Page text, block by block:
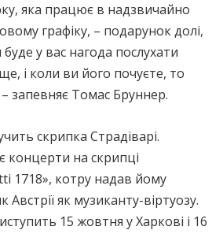
яка працює в надзвичайно
графіку, – подарунок долі,
у вас нагода послухати
і коли ви його почуєте, то
запевняє Томас Бруннер.
скрипка Страдіварі.
концерти на скрипці
1718», котру надав йому
як музиканту-віртуозу.
15 жовтня у Харкові і 16